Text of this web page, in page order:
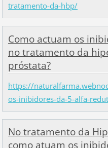
tratamento-da-hbp/
Como actuam os
no tratamento da
próstata?
https://
os-inibidores-da-5-alfa-
No tratamento da
como atuam os